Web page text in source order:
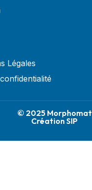
Légales
© 2025 Morphomat
Création SIP